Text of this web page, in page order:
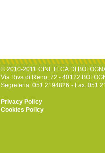
© 2010-2011 CINETECA DI
Via Riva di Reno, 72 - 40122
Segreteria: 051.2194826 - Fax:
Privacy Policy
Cookies Policy